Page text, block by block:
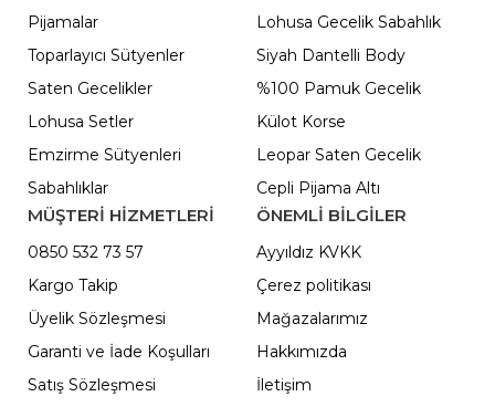
Pijamalar
Toparlayıcı Sütyenler
Saten Gecelikler
Lohusa Setler
Emzirme Sütyenleri
Sabahlıklar
Lohusa Gecelik Sabahlık
Siyah Dantelli Body
%100 Pamuk Gecelik
Külot Korse
Leopar Saten Gecelik
Cepli Pijama Altı
MÜŞTERİ HİZMETLERİ
0850 532 73 57
Kargo Takip
Üyelik Sözleşmesi
Garanti ve İade Koşulları
Satış Sözleşmesi
ÖNEMLI BILGILER
Ayyıldız KVKK
Çerez politikası
Mağazalarımız
Hakkımızda
İletişim